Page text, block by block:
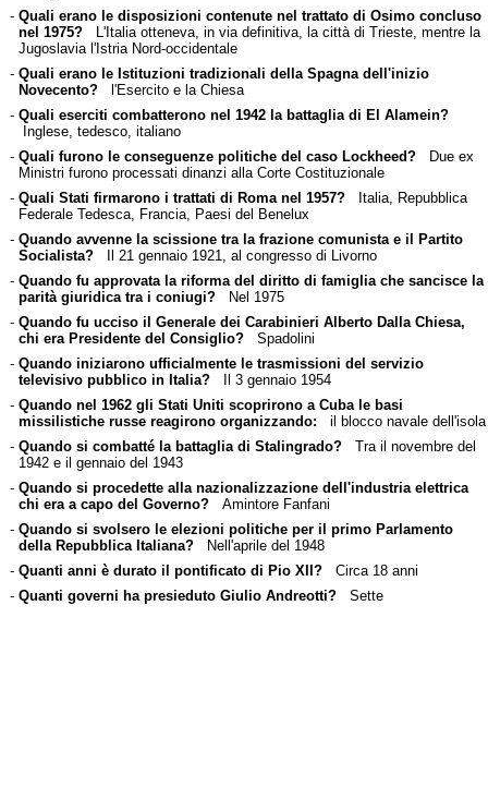
- Quali erano le disposizioni contenute nel trattato di Osimo concluso
nel 1975?L'Italia otteneva, in via definitiva, la città di Trieste, mentre la
Jugoslavia l'Istria Nord-occidentale
- Quali erano le Istituzioni tradizionali della Spagna dell'inizio
Novecento?l'Esercito e la Chiesa
- Quali eserciti combatterono nel 1942 la battaglia di El Alamein?
Inglese, tedesco, italiano
- Quali furono le conseguenze politiche del caso Lockheed?Due ex
Ministri furono processati dinanzi alla Corte Costituzionale
- Quali Stati firmarono i trattati di Roma nel 1957?Italia, Repubblica
Federale Tedesca, Francia, Paesi del Benelux
- Quando avvenne la scissione tra la frazione comunista e il Partito
Socialista?Il 21 gennaio 1921, al congresso di Livorno
- Quando fu approvata la riforma del diritto di famiglia che sancisce la
parità giuridica tra i coniugi?Nel 1975
- Quando fu ucciso il Generale dei Carabinieri Alberto Dalla Chiesa,
chi era Presidente del Consiglio?Spadolini
- Quando iniziarono ufficialmente le trasmissioni del servizio
televisivo pubblico in Italia?Il 3 gennaio 1954
- Quando nel 1962 gli Stati Uniti scoprirono a Cuba le basi
missilistiche russe reagirono organizzando: il blocco navale dell'isola
- Quando si combatté la battaglia di Stalingrado?Tra il novembre del
1942 e il gennaio del 1943
- Quando si procedette alla nazionalizzazione dell'industria elettrica
chi era a capo del Governo?Amintore Fanfani
- Quando si svolsero le elezioni politiche per il primo Parlamento
della Repubblica Italiana?Nell'aprile del 1948
- Quanti anni è durato il pontificato di Pio XII?Circa 18 anni
- Quanti governi ha presieduto Giulio Andreotti?Sette